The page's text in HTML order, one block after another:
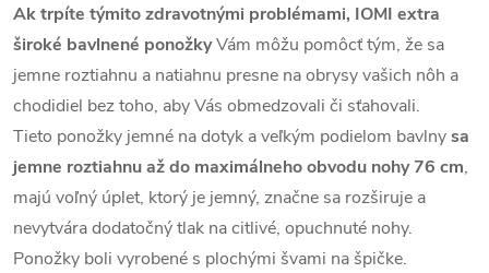
Ak trpíte týmito zdravotnými problémami, IOMI extra
široké bavlnené ponožkyVám môžu pomôcť tým, že sa
jemne roztiahnu a natiahnu presne na obrysy vašich nôh a
chodidiel bez toho, aby Vás obmedzovali či sťahovali.
Tieto ponožky jemné na dotyk a veľkým podielom bavlnysa
jemne roztiahnu až do maximálneho obvodu nohy 76 cm,
majú voľný úplet, ktorý je jemný, značne sa rozširuje a
nevytvára dodatočný tlak na citlivé, opuchnuté nohy.
Ponožky boli vyrobené s plochými švami na špičke.